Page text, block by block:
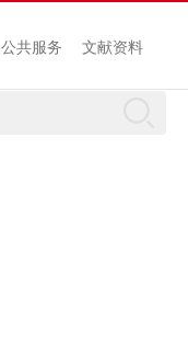
公共服务 文献资料